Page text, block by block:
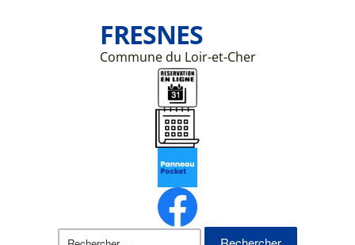
FRESNES
Commune du Loir-et-Cher
Rechercher :